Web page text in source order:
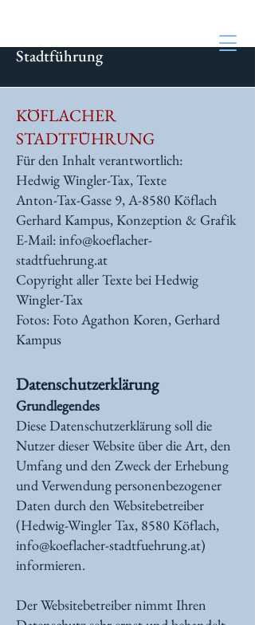
Stadtführung
KÖFLACHER
STADTFÜHRUNG
Für den Inhalt verantwortlich:
Hedwig Wingler-Tax, Texte
Anton-Tax-Gasse 9, A-8580 Köflach
Gerhard Kampus, Konzeption & Grafik
E-Mail:info@koeflacher-
stadtfuehrung.at
Copyright aller Texte bei Hedwig
Wingler-Tax
Fotos: Foto Agathon Koren, Gerhard
Kampus
Datenschutzerklärung
Grundlegendes
Diese Datenschutzerklärung soll die
Nutzer dieser Website über die Art, den
Umfang und den Zweck der Erhebung
und Verwendung personenbezogener
Daten durch den Websitebetreiber
(Hedwig-Wingler Tax, 8580 Köflach,
info@koeflacher-stadtfuehrung.at)
informieren.
Der Websitebetreiber nimmt Ihren